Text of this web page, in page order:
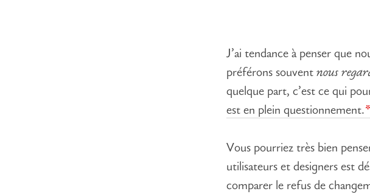
J’ai tendance à penser que
préférons souvent nous
quelque part, c’est ce qui
est en plein questionnement.
Vous pourriez très bien
utilisateurs et designers est
comparer le refus de